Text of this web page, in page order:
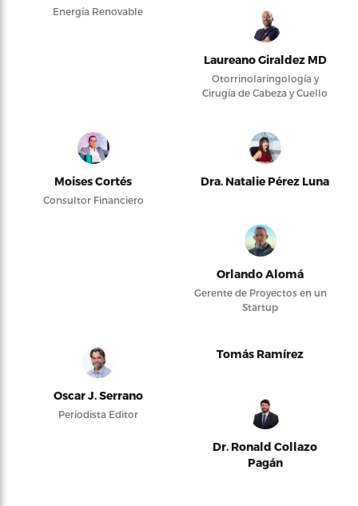
Energía Renovable
Laureano Giraldez MD
Otorrinolaringología y
Cirugía de Cabeza y Cuello
Moises Cortés
Consultor Financiero
Dra. Natalie Pérez Luna
Orlando Alomá
Gerente de Proyectos en un
Startup
Oscar J. Serrano
Periodista Editor
Tomás Ramírez
Dr. Ronald Collazo
Pagán